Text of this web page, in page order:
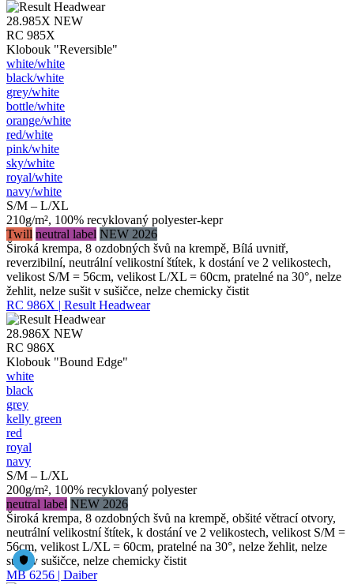
28.985X NEW
RC 985X
Klobouk "Reversible"
white/​white
black/​white
grey/​white
bottle/​white
orange/​white
red/​white
pink/​white
sky/​white
royal/​white
navy/​white
S/M – L/XL
210g/m², 100% recyklovaný polyester-kepr
Twill neutral label NEW 2026
Široká krempa, 8 ozdobných švů na krempě, Bílá uvnitř,
reverzibilní, neutrální velikostní štítek, k dostání ve 2 velikostech,
velikost S/M = 56cm, velikost L/XL = 60cm, pratelné na 30°, nelze
žehlit, nelze sušit v sušičce, nelze chemicky čistit
RC 986X | Result Headwear
28.986X NEW
RC 986X
Klobouk "Bound Edge"
white
black
grey
kelly green
red
royal
navy
S/M – L/XL
200g/m², 100% recyklovaný polyester
neutral label NEW 2026
Široká krempa, 8 ozdobných švů na krempě, obšité větrací otvory,
neutrální velikostní štítek, k dostání ve 2 velikostech, velikost S/M =
56cm, velikost L/XL = 60cm, pratelné na 30°, nelze žehlit, nelze
sušit v sušičce, nelze chemicky čistit
MB 6256 | Daiber